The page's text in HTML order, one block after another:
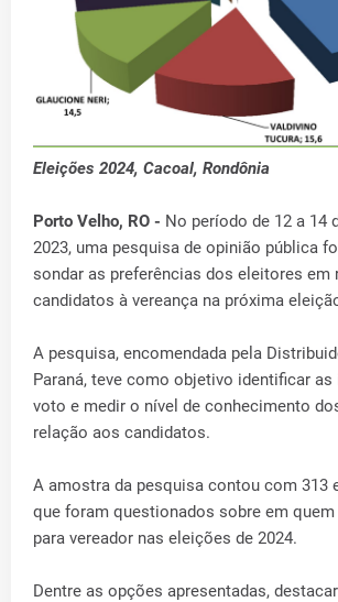
Eleições 2024, Cacoal, Rondônia
Porto Velho, RO - No período de 12 a 14
2023, uma pesquisa de opinião pública
sondar as preferências dos eleitores em
candidatos à vereança na próxima
A pesquisa, encomendada pela
Paraná, teve como objetivo identificar
voto e medir o nível de conhecimento
relação aos candidatos.
A amostra da pesquisa contou com 313
que foram questionados sobre em
para vereador nas eleições de 2024.
Dentre as opções apresentadas,